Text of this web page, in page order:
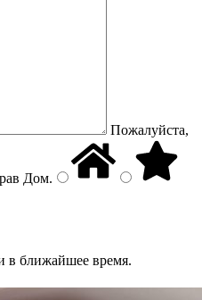
Пожалуйста,
Дом.
в ближайшее время.